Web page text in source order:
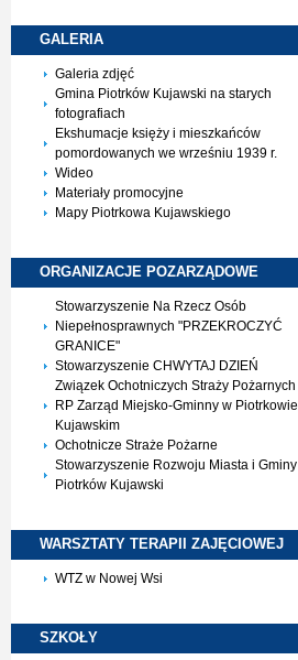
GALERIA
Galeria zdjęć
Gmina Piotrków Kujawski na starych
fotografiach
Ekshumacje księży i mieszkańców
pomordowanych we wrześniu 1939 r.
Wideo
Materiały promocyjne
Mapy Piotrkowa Kujawskiego
ORGANIZACJE POZARZĄDOWE
Stowarzyszenie Na Rzecz Osób
Niepełnosprawnych "PRZEKROCZYĆ
GRANICE"
Stowarzyszenie CHWYTAJ DZIEŃ
Związek Ochotniczych Straży Pożarnych
RP Zarząd Miejsko-Gminny w Piotrkowie
Kujawskim
Ochotnicze Straże Pożarne
Stowarzyszenie Rozwoju Miasta i Gminy
Piotrków Kujawski
WARSZTATY TERAPII ZAJĘCIOWEJ
WTZ w Nowej Wsi
SZKOŁY